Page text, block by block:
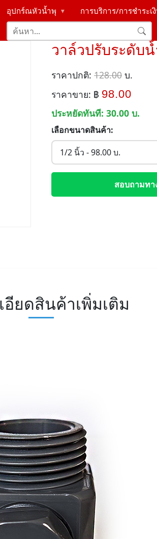
อุปกร์ณหัวน้ำพุ ▶ การบริการ/การชำระเ
วาล์วปรับระดับ
ราคาปกติ: 128.00 บ.
ราคาขาย: ฿ 98.00
ประหยัดทันที: 30.00 บ.
เลือกขนาดสินค้า:
สอบถามทา
อียดสินค้าเพิ่มเติม